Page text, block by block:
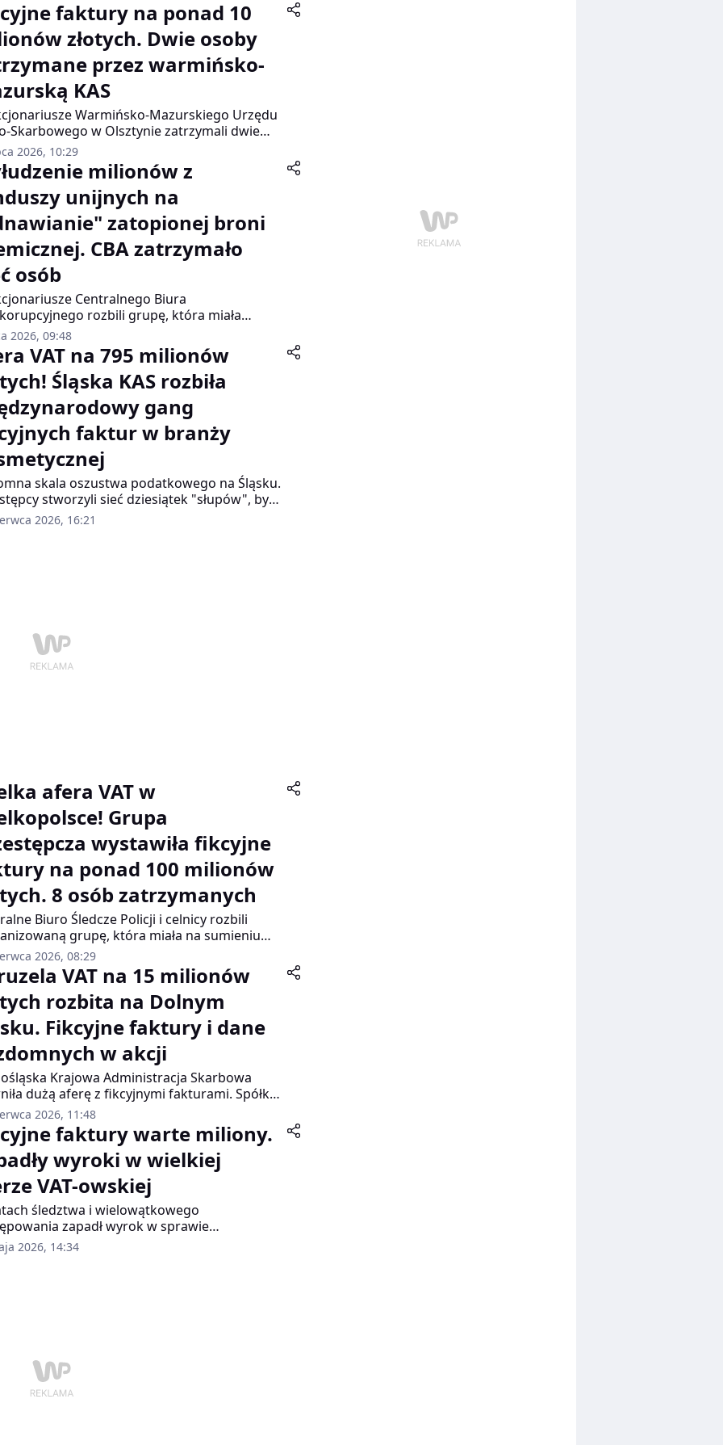
faktury na ponad 10
złotych. Dwie osoby
przez warmińsko-
KAS
Warmińsko-Mazurskiego Urzędu
Skarbowego w Olsztynie zatrzymali dwie
podejrzane o udział w przestępczym
z użyciem fikcyjnych faktur VAT.
2026, 10:29
milionów z
unijnych na
zatopionej broni
CBA zatrzymało
osób
Centralnego Biura
rozbili grupę, która miała
ponad 7,5 miliona złotych z Narodowego
Badań i Rozwoju. Zatrzymano pięć osób
Małopolski, Śląska i Mazowsza.
2026, 09:48
VAT na 795 milionów
Śląska KAS rozbiła
gang
faktur w branży
skala oszustwa podatkowego na Śląsku.
stworzyli sieć dziesiątek "słupów", by
VAT na setki milionów złotych. Proceder
poza granice Polski i Unii Europejskiej.
2026, 16:21
afera VAT w
Grupa
wystawiła fikcyjne
na ponad 100 milionów
8 osób zatrzymanych
Biuro Śledcze Policji i celnicy rozbili
grupę, która miała na sumieniu
oszustwa podatkowe. Straty Skarbu
sięgają dziesiątków milionów złotych.
2026, 08:29
VAT na 15 milionów
rozbita na Dolnym
Fikcyjne faktury i dane
w akcji
Krajowa Administracja Skarbowa
dużą aferę z fikcyjnymi fakturami. Spółka
m.in. w branży motoryzacyjnej,
drewna i agencji pracy tymczasowej
transakcje, aby wyłudzić podatek VAT.
2026, 11:48
faktury warte miliony.
wyroki w wielkiej
VAT-owskiej
śledztwa i wielowątkowego
zapadł wyrok w sprawie
grupy przestępczej zajmującej się
podatku VAT. Sąd Okręgowy w
2026, 14:34